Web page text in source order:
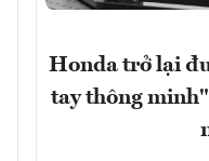
Honda trở lại
tay thông